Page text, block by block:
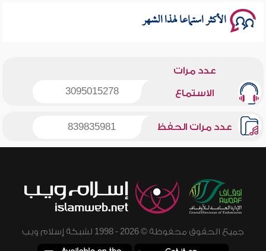
الأكثر استماعا لهذا الشهر
عدد مرات
الاستماع 3095015278
عدد مرات الحفظ 839835981
جميع الحقوق محفوظة © 2026 - 1998 لشبكة إسلام ويب